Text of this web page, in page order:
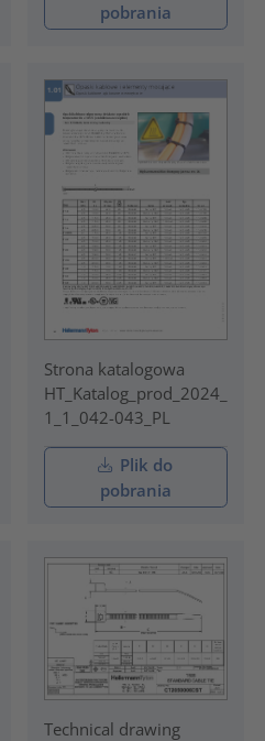
pobrania
Strona katalogowa
HT_Katalog_prod_2024_
1_1_042-043_PL
Plik do
pobrania
Technical drawing